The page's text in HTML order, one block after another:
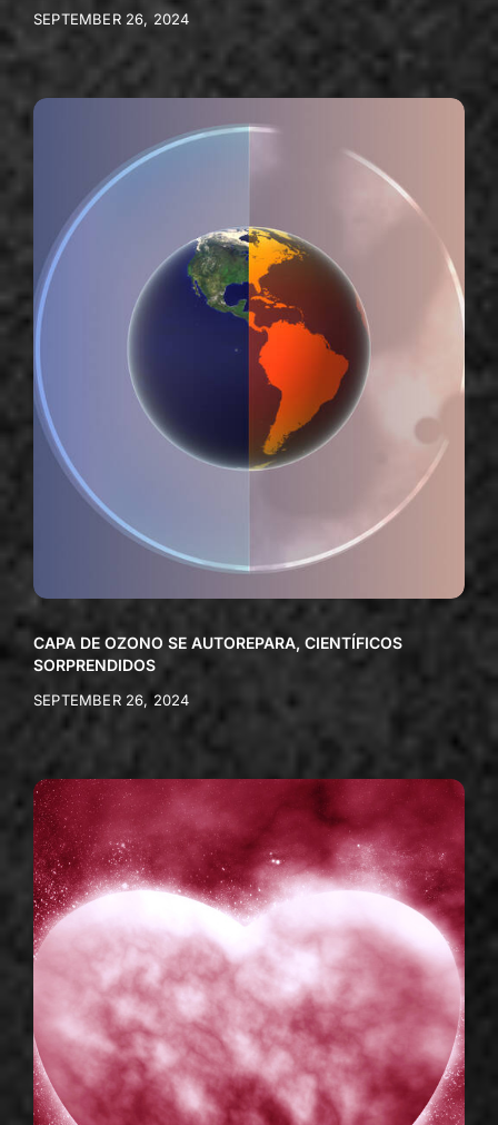
SEPTEMBER 26, 2024
CAPA DE OZONO SE AUTOREPARA, CIENTÍFICOS
SORPRENDIDOS
SEPTEMBER 26, 2024